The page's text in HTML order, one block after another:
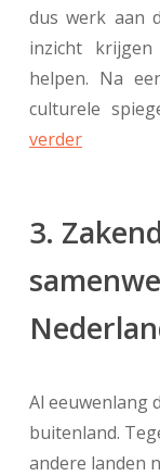
dus werk aan
inzicht
helpen. Na
culturele
verder
3.
Al eeuwenlang
buitenland.
andere landen